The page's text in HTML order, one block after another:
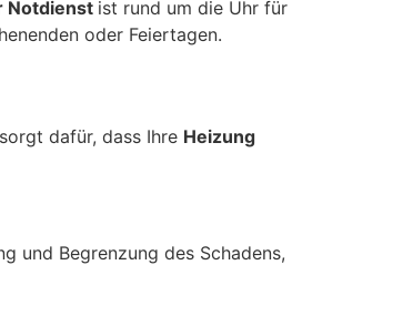
Notdienst ist rund um die Uhr für
oder Feiertagen.
dafür, dass Ihre Heizung
und Begrenzung des Schadens,